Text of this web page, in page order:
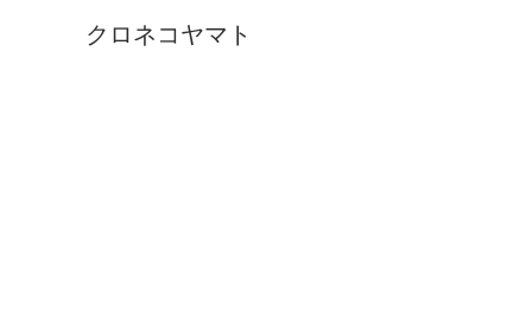
クロネコヤマト